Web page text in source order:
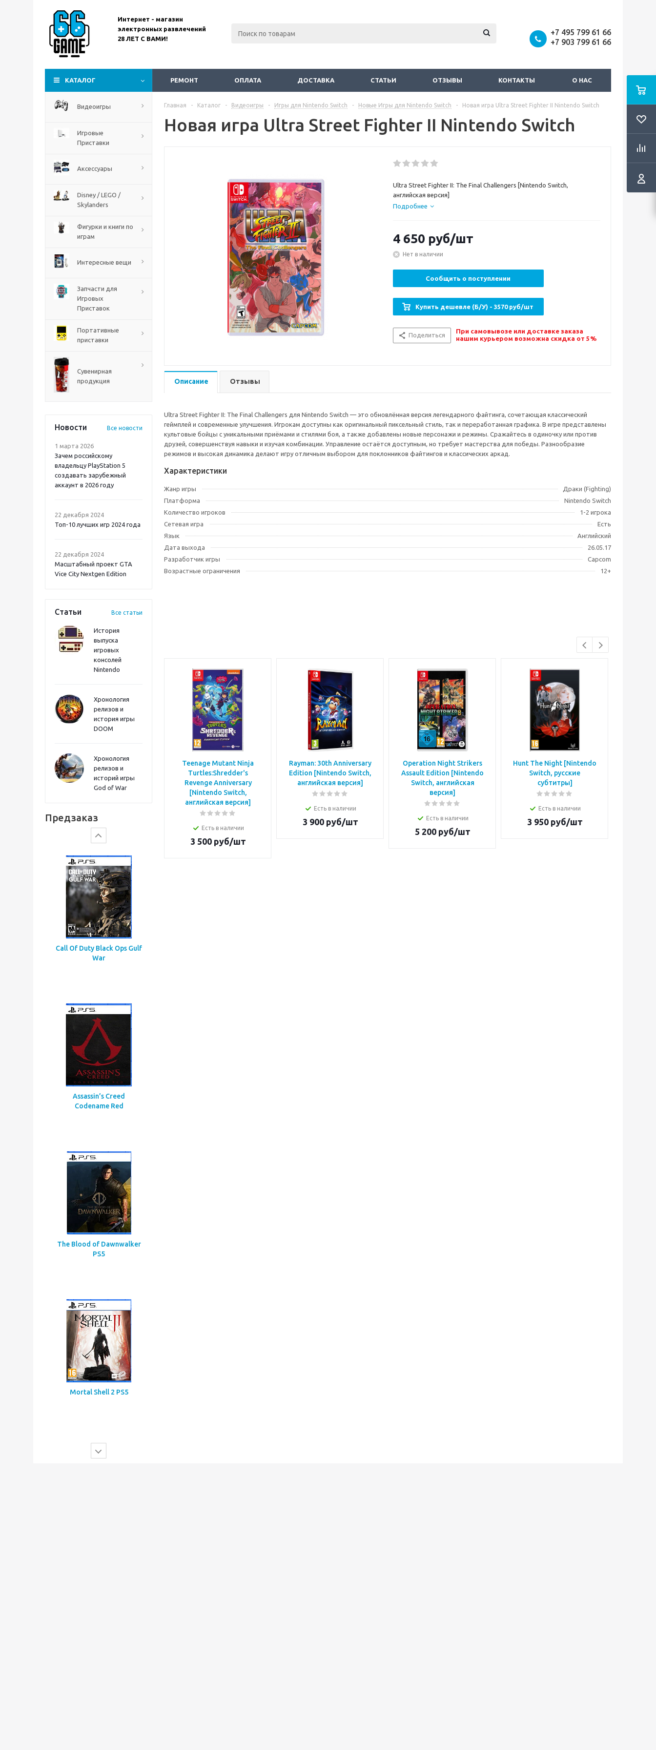
Интернет - магазин
электронных развлечений
28 ЛЕТ С ВАМИ!
+7 495 799 61 66
+7 903 799 61 66
КАТАЛОГ РЕМОНТ ОПЛАТА ДОСТАВКА СТАТЬИ ОТЗЫВЫ КОНТАКТЫ О НАС
Видеоигры
Игровые
Приставки
Аксессуары
Disney / LEGO /
Skylanders
Фигурки и книги по
играм
Интересные вещи
Запчасти для
Игровых
Приставок
Портативные
приставки
Сувенирная
продукция
Новости Все новости
1 марта 2026
Зачем российскому
владельцу PlayStation 5
создавать зарубежный
аккаунт в 2026 году
22 декабря 2024
Топ-10 лучших игр 2024 года
22 декабря 2024
Масштабный проект GTA
Vice City Nextgen Edition
Статьи Все статьи
История
выпуска
игровых
консолей
Nintendo
Хронология
релизов и
история игры
DOOM
Хронология
релизов и
историй игры
God of War
Предзаказ
The Blood of Dawnwalker
Onimusha: Way of the
Sword PS5
Call Of Duty Black Ops Gulf
War
Assassin’s Creed
Codename Red
The Blood of Dawnwalker
PS5
Mortal Shell 2 PS5
Главная - Каталог - Видеоигры - Игры для Nintendo Switch - Новые Игры для Nintendo Switch - Новая игра Ultra Street Fighter II Nintendo Switch
Новая игра Ultra Street Fighter II Nintendo Switch
Ultra Street Fighter II: The Final Challengers [Nintendo Switch,
английская версия]
Подробнее
4 650 руб/шт
Нет в наличии
Сообщить о поступлении
Купить дешевле (Б/У) - 3570 руб/шт
Поделиться
При самовывозе или доставке заказа
нашим курьером возможна скидка от 5%
Описание Отзывы
Ultra Street Fighter II: The Final Challengers для Nintendo Switch — это обновлённая версия легендарного файтинга, сочетающая классический
геймплей и современные улучшения. Игрокам доступны как оригинальный пиксельный стиль, так и переработанная графика. В игре представлены
культовые бойцы с уникальными приёмами и стилями боя, а также добавлены новые персонажи и режимы. Сражайтесь в одиночку или против
друзей, совершенствуя навыки и изучая комбинации. Управление остаётся доступным, но требует мастерства для победы. Разнообразие
режимов и высокая динамика делают игру отличным выбором для поклонников файтингов и классических аркад.
Характеристики
Жанр игры
Драки (Fighting)
Платформа
Nintendo Switch
Количество игроков
1-2 игрока
Сетевая игра
Есть
Язык
Английский
Дата выхода
26.05.17
Разработчик игры
Capcom
Возрастные ограничения
12+
Teenage Mutant Ninja
Turtles:Shredder's
Revenge Anniversary
[Nintendo Switch,
английская версия]
Есть в наличии
3 500руб/шт
Rayman: 30th Anniversary
Edition [Nintendo Switch,
английская версия]
Есть в наличии
3 900руб/шт
Operation Night Strikers
Assault Edition [Nintendo
Switch, английская
версия]
Есть в наличии
5 200руб/шт
Hunt The Night [Nintendo
Switch, русские
субтитры]
Есть в наличии
3 950руб/шт